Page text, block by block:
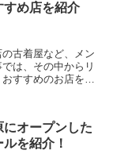
すめ店を紹介
古着屋など、メン
は、その中からリ
すすめのお店をま
にオープンした
を紹介！